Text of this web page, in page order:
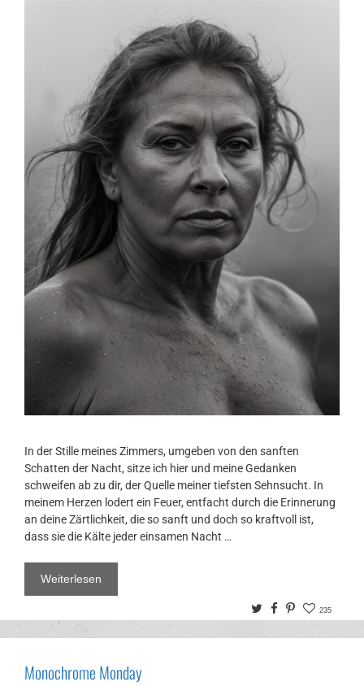
In der Stille meines Zimmers, umgeben von den sanften
Schatten der Nacht, sitze ich hier und meine Gedanken
schweifen ab zu dir, der Quelle meiner tiefsten Sehnsucht. In
meinem Herzen lodert ein Feuer, entfacht durch die Erinnerung
an deine Zärtlichkeit, die so sanft und doch so kraftvoll ist,
dass sie die Kälte jeder einsamen Nacht …
Weiterlesen
TwitterFacebook
Pinterest
235
Monochrome Monday